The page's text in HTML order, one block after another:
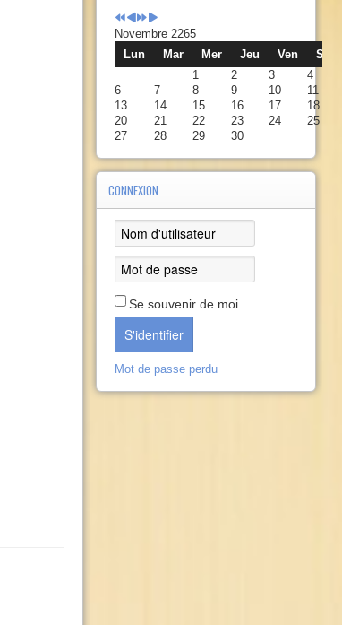
Novembre 2265
Lun
Mar Mer Jeu Ven
Sam
1
2 3
4
6
7 8 9 10
11
13
14 15 16 17
18
20
21 22 23 24
25
27
28 29 30
CONNEXION
Se souvenir de moi
S'identifier
Mot de passe perdu